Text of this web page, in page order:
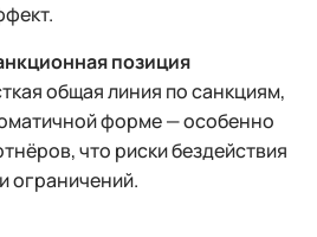
позиция
общая линия по санкциям,
форме — особенно
что риски бездействия
ограничений.